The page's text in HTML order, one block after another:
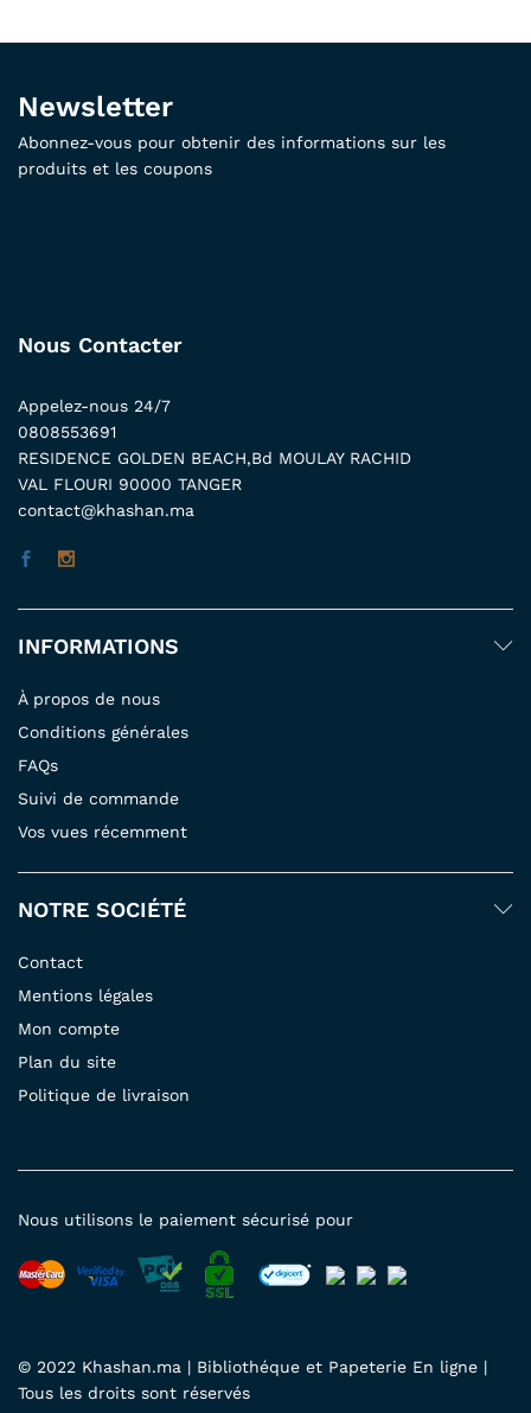
Newsletter
Abonnez-vous pour obtenir des informations sur les
produits et les coupons
Nous Contacter
Appelez-nous 24/7
0808553691
RESIDENCE GOLDEN BEACH,Bd MOULAY RACHID
VAL FLOURI 90000 TANGER
contact@khashan.ma
INFORMATIONS
À propos de nous
Conditions générales
FAQs
Suivi de commande
Vos vues récemment
NOTRE SOCIÉTÉ
Contact
Mentions légales
Mon compte
Plan du site
Politique de livraison
© 2022 Khashan.ma | Bibliothéque et Papeterie En ligne |
Tous les droits sont réservés
Nous utilisons le paiement sécurisé pour